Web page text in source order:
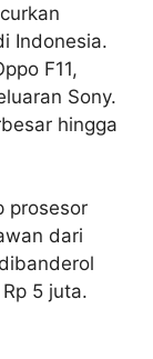
Indonesia.
F11,
Sony.
hingga
prosesor
dari
5 juta.